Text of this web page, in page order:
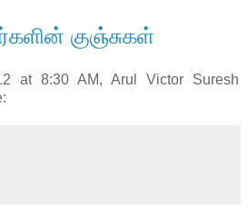
குஞ்சுகள்
at 8:30 AM, Arul Victor Suresh